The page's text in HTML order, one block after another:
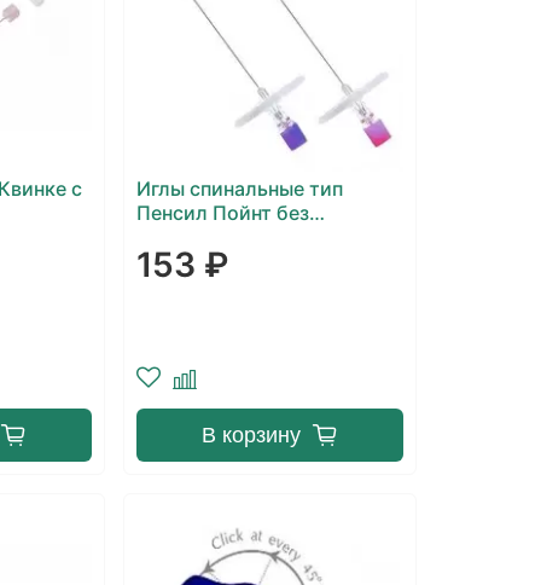
с
Иглы спинальные тип
Пенсил Пойнт без
153 ₽
В корзину